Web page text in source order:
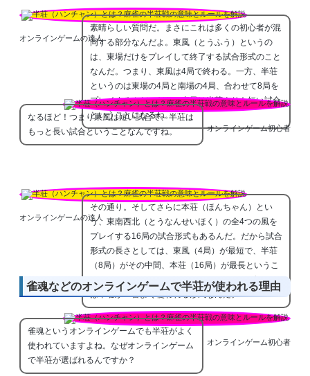
オンラインゲームの達人
素晴らしい質問だ。まさにこれは多くの初心者が混
同する部分なんだよ。東風（とうふう）というの
は、東場だけをプレイして終了する試合形式のこと
なんだ。つまり、東風は4局で終わる。一方、半荘
というのは東場の4局と南場の4局、合わせて8局を
プレイするんだ。だから東風は半荘よりも短い試合
ということになるね。
オンラインゲーム初心者
なるほど！つまり東風は短い試合で、半荘は
もっと長い試合ということなんですね。
オンラインゲームの達人
その通り。そしてさらに本荘（ほんちゃん）とい
う、東南西北（とうなんせいほく）の全4つの風を
プレイする16局の試合形式もあるんだ。だから試合
形式の長さとしては、東風（4局）が最短で、半荘
（8局）がその中間、本荘（16局）が最長というこ
とになるんだよ。カジュアルなオンラインゲームで
は半荘が一番よく使われる形式なんだ。
雀魂などのオンラインゲームで半荘が使われる理由
オンラインゲーム初心者
雀魂というオンラインゲームでも半荘がよく
使われていますよね。なぜオンラインゲーム
で半荘が選ばれるんですか？